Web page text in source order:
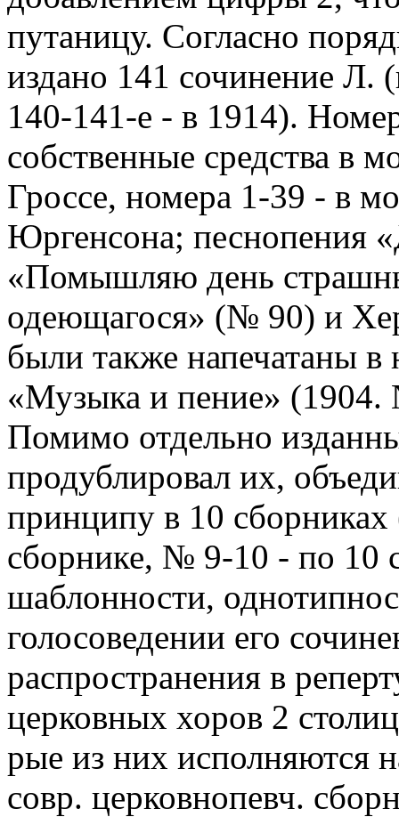
путаницу. Согласно
издано 141 сочинение Л.
140-141-е - в 1914).
собственные средства в
Гроссе, номера 1-39 - в
Юргенсона; песнопения
«Помышляю день
одеющагося» (№ 90) и
были также напечатаны
«Музыка и пение»
Помимо отдельно
продублировал их,
принципу в 10
сборнике, № 9-10 - по 10
шаблонности,
голосоведении его
распространения в
церковных хоров 2
рые из них исполняются
совр. церковнопевч.